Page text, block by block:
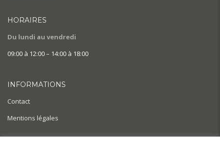
HORAIRES
Du lundi au vendredi
09:00 à 12:00 – 14:00 à 18:00
INFORMATIONS
Contact
Mentions légales